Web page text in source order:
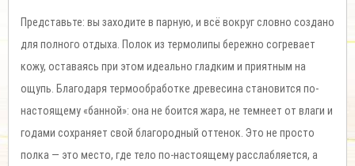
Представьте: вы заходите в парную, и всё вокруг словно создано
для полного отдыха. Полок из термолипы бережно согревает
кожу, оставаясь при этом идеально гладким и приятным на
ощупь. Благодаря термообработке древесина становится по-
настоящему «банной»: она не боится жара, не темнеет от влаги и
годами сохраняет свой благородный оттенок. Это не просто
полка — это место, где тело по-настоящему расслабляется, а